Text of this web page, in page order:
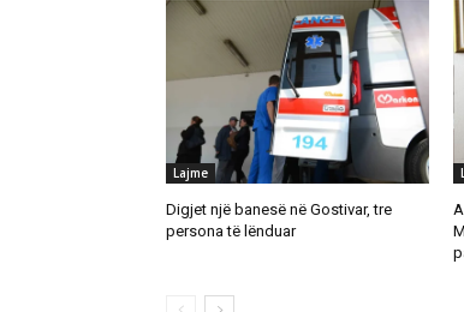
Lajme
Digjet një banesë në Gostivar, tre
persona të lënduar